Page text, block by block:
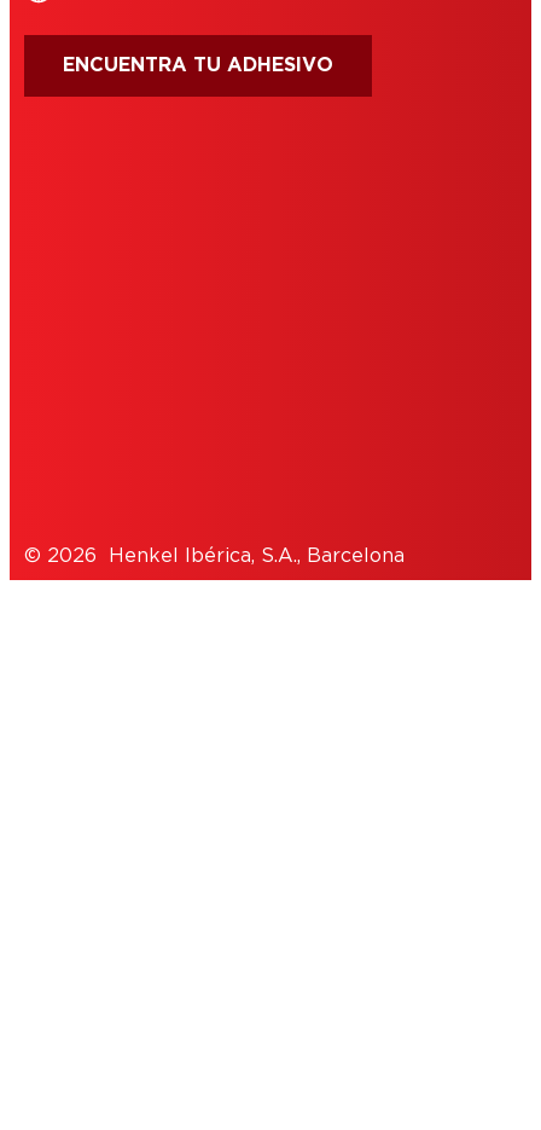
ENCUENTRA TU ADHESIVO
© 2026 Henkel Ibérica, S.A., Barcelona